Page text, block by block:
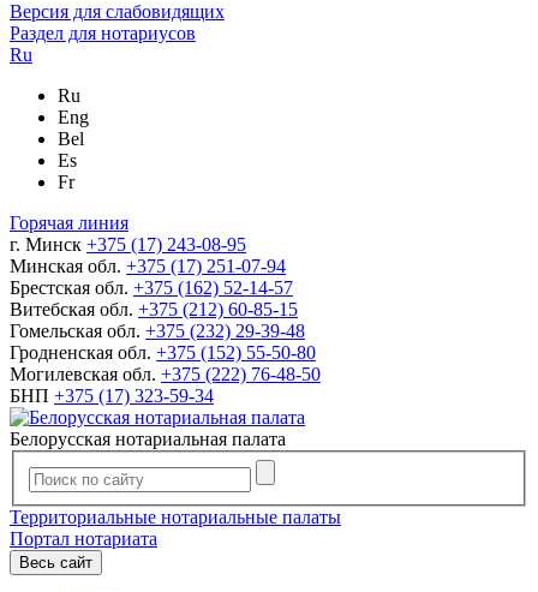
Версия для слабовидящих
Раздел для нотариусов
Ru
Ru
Eng
Bel
Es
Fr
Горячая линия
г. Минск +375 (17) 243-08-95
Минская обл. +375 (17) 251-07-94
Брестская обл. +375 (162) 52-14-57
Витебская обл. +375 (212) 60-85-15
Гомельская обл. +375 (232) 29-39-48
Гродненская обл. +375 (152) 55-50-80
Могилевская обл. +375 (222) 76-48-50
БНП +375 (17) 323-59-34
Белорусская нотариальная палата
Территориальные нотариальные палаты
Портал нотариата
Весь сайт